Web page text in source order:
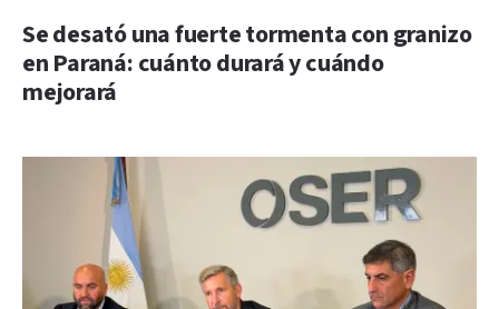
Se desató una fuerte tormenta con granizo
en Paraná: cuánto durará y cuándo
mejorará